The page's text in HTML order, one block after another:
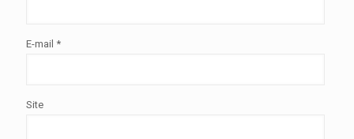
E-mail *
Site